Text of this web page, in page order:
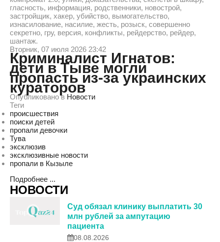
гласность, информация, родственники, новострой,
застройщик, хакер, убийство, вымогательство,
изнасилование, насилие, жесть, розыск, совершенно
секретно, гру, версия, конфликты, рейдерство, рейдер,
шантаж.
Вторник, 07 июля 2026 23:42
Криминалист Игнатов:
дети в Тыве могли
пропасть из-за украинских
кураторов
Опубликовано в Новости
Теги
происшествия
поиски детей
пропали девочки
Тува
эксклюзив
эксклюзивные новости
пропали в Кызыле
Подробнее ...
НОВОСТИ
Суд обязал клинику выплатить 30
млн рублей за ампутацию
пациента
08.08.2026